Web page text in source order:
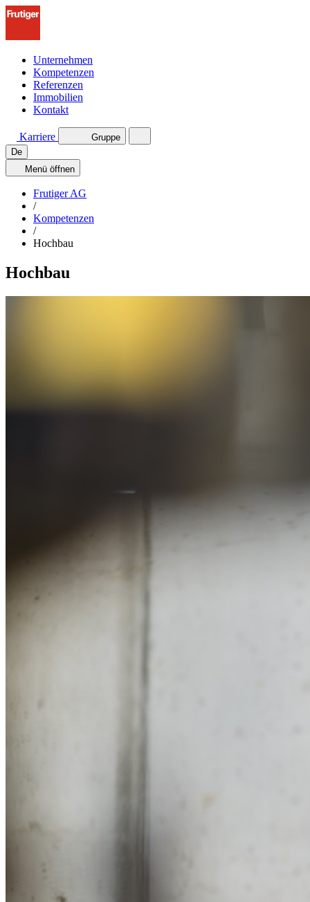
Unternehmen
Kompetenzen
Referenzen
Immobilien
Kontakt
Karriere
Gruppe
De
Menü öffnen
Frutiger AG
/
Kompetenzen
/
Hochbau
Hochbau